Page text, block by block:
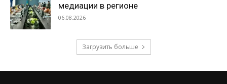
медиации в регионе
06.08.2026
Загрузить больше